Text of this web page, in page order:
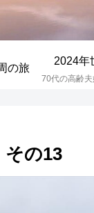
の旅
2024年
の13